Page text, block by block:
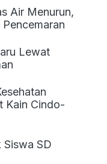
Air Menurun,
Lewat
Kain Cindo-
Siswa SD